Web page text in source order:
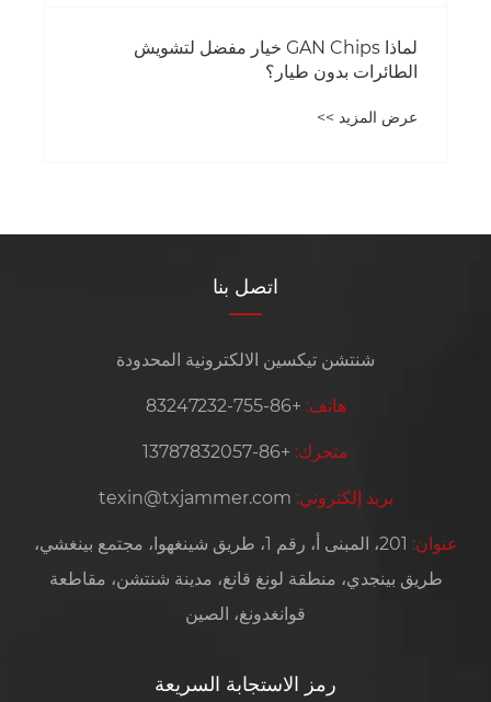
لماذا GAN Chips خيار مفضل لتشويش
الطائرات بدون طيار؟
عرض المزيد >>
اتصل بنا
شنتشن تيكسين الالكترونية المحدودة
هاتف: +86-755-83247232
متحرك: +86-13787832057
بريد إلكتروني: texin@txjammer.com
عنوان:
201، المبنى أ، رقم 1، طريق شينغهوا، مجتمع بينغشي،
طريق بينجدي، منطقة لونغ قانغ، مدينة شنتشن، مقاطعة
قوانغدونغ، الصين
رمز الاستجابة السريعة